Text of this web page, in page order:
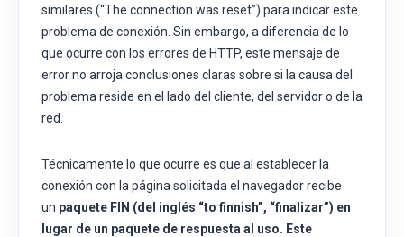
similares (“The connection was reset”) para indicar este
problema de conexión. Sin embargo, a diferencia de lo
que ocurre con los errores de HTTP, este mensaje de
error no arroja conclusiones claras sobre si la causa del
problema reside en el lado del cliente, del servidor o de la
red.
Técnicamente lo que ocurre es que al establecer la
conexión con la página solicitada el navegador recibe
un paquete FIN (del inglés “to finnish”, “finalizar”) en
lugar de un paquete de respuesta al uso. Este